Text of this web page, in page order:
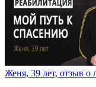
Женя, 39 лет, отзыв о